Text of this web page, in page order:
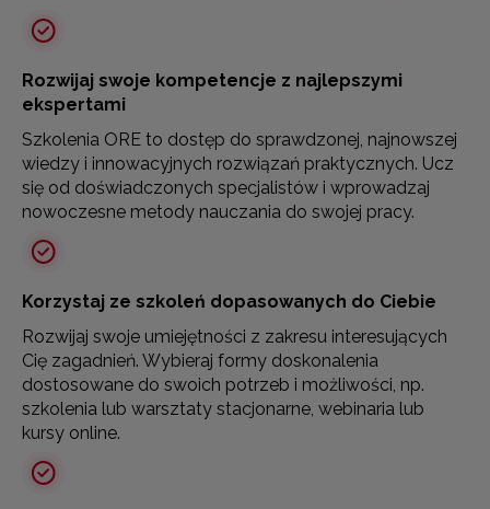
Rozwijaj swoje kompetencje z najlepszymi
ekspertami
Szkolenia ORE to dostęp do sprawdzonej, najnowszej
wiedzy i innowacyjnych rozwiązań praktycznych. Ucz
się od doświadczonych specjalistów i wprowadzaj
nowoczesne metody nauczania do swojej pracy.
Korzystaj ze szkoleń dopasowanych do Ciebie
Rozwijaj swoje umiejętności z zakresu interesujących
Cię zagadnień. Wybieraj formy doskonalenia
dostosowane do swoich potrzeb i możliwości, np.
szkolenia lub warsztaty stacjonarne, webinaria lub
kursy online.